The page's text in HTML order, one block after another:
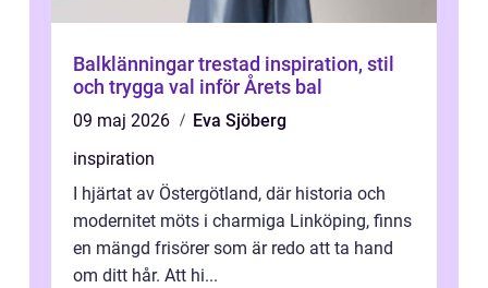
Balklänningar trestad inspiration, stil
och trygga val inför Årets bal
09 maj 2026
Eva Sjöberg
inspiration
I hjärtat av Östergötland, där historia och
modernitet möts i charmiga Linköping, finns
en mängd frisörer som är redo att ta hand
om ditt hår. Att hi...